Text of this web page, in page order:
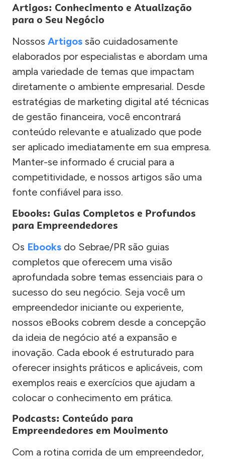
Artigos: Conhecimento e Atualização
para o Seu Negócio
Nossos Artigos são cuidadosamente
elaborados por especialistas e abordam uma
ampla variedade de temas que impactam
diretamente o ambiente empresarial. Desde
estratégias de marketing digital até técnicas
de gestão financeira, você encontrará
conteúdo relevante e atualizado que pode
ser aplicado imediatamente em sua empresa.
Manter-se informado é crucial para a
competitividade, e nossos artigos são uma
fonte confiável para isso.
Ebooks: Guias Completos e Profundos
para Empreendedores
Os Ebooks do Sebrae/PR são guias
completos que oferecem uma visão
aprofundada sobre temas essenciais para o
sucesso do seu negócio. Seja você um
empreendedor iniciante ou experiente,
nossos eBooks cobrem desde a concepção
da ideia de negócio até a expansão e
inovação. Cada ebook é estruturado para
oferecer insights práticos e aplicáveis, com
exemplos reais e exercícios que ajudam a
colocar o conhecimento em prática.
Podcasts: Conteúdo para
Empreendedores em Movimento
Com a rotina corrida de um empreendedor,